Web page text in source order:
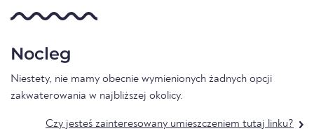
Nocleg
Niestety, nie mamy obecnie wymienionych żadnych opcji
zakwaterowania w najbliższej okolicy.
Czy jesteś zainteresowany umieszczeniem tutaj linku?